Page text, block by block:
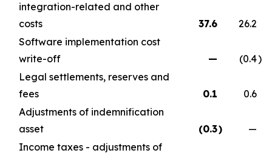
integration-related and other
costs
37.6
26.2
Software implementation cost
write-off
— (0.4)
Legal settlements, reserves and
fees
0.1
0.6
Adjustments of indemnification
asset
(0.3)
—
Income taxes - adjustments of